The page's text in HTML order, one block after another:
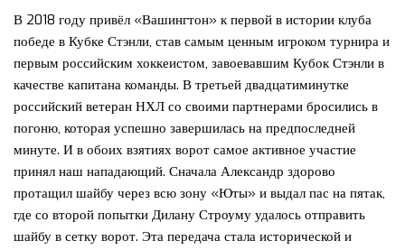
В 2018 году привёл «Вашингтон» к первой в истории клуба
победе в Кубке Стэнли, став самым ценным игроком турнира и
первым российским хоккеистом, завоевавшим Кубок Стэнли в
качестве капитана команды. В третьей двадцатиминутке
российский ветеран НХЛ со своими партнерами бросились в
погоню, которая успешно завершилась на предпоследней
минуте. И в обоих взятиях ворот самое активное участие
принял наш нападающий. Сначала Александр здорово
протащил шайбу через всю зону «Юты» и выдал пас на пятак,
где со второй попытки Дилану Строуму удалось отправить
шайбу в сетку ворот. Эта передача стала исторической и